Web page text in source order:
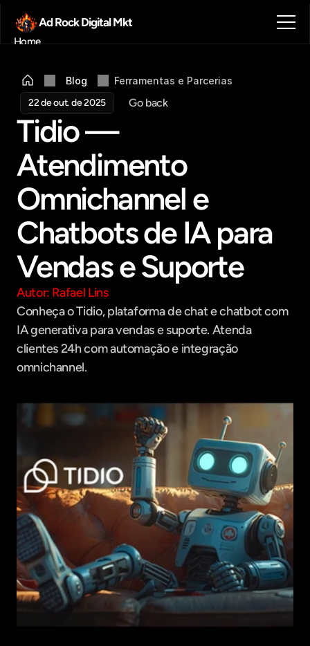
Ad Rock Digital Mkt
Home
Blog
Contato
Blog
Ferramentas e Parcerias
22 de out. de 2025
Go back
Tidio —
Atendimento
Omnichannel e
Chatbots de IA para
Vendas e Suporte
Autor: Rafael Lins
Conheça o Tidio, plataforma de chat e chatbot com
IA generativa para vendas e suporte. Atenda
clientes 24h com automação e integração
omnichannel.